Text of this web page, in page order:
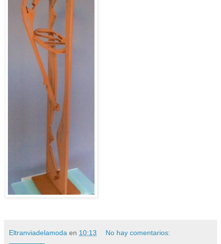
Eltranviadelamoda en 10:13 No hay comentarios: